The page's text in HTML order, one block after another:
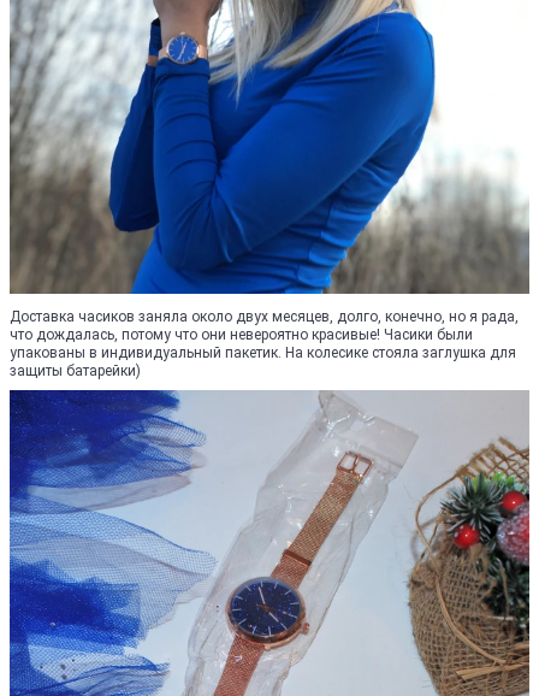
Доставка часиков заняла около двух месяцев, долго, конечно, но я рада,
что дождалась, потому что они невероятно красивые! Часики были
упакованы в индивидуальный пакетик. На колесике стояла заглушка для
защиты батарейки)